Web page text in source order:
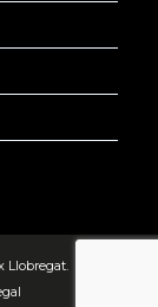
Llobregat.